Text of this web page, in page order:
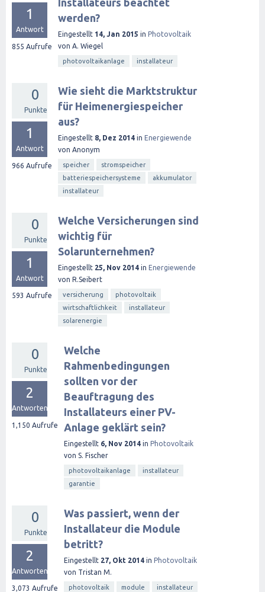
1
Antwort
855 Aufrufe
Installateurs beachtet
werden?
Eingestellt 14, Jan 2015 in Photovoltaik
von A. Wiegel
photovoltaikanlage installateur
0
Punkte
1
Antwort
966 Aufrufe
Wie sieht die Marktstruktur
für Heimenergiespeicher
aus?
Eingestellt 8, Dez 2014 in Energiewende
von Anonym
speicher
stromspeicher
batteriespeichersysteme
akkumulator
installateur
0
Punkte
1
Antwort
593 Aufrufe
Welche Versicherungen sind
wichtig für
Solarunternehmen?
Eingestellt 25, Nov 2014 in Energiewende
von R.Seibert
versicherung
photovoltaik
wirtschaftlichkeit
installateur
solarenergie
0
Punkte
2
Antworten
1,150 Aufrufe
Welche
Rahmenbedingungen
sollten vor der
Beauftragung des
Installateurs einer PV-
Anlage geklärt sein?
Eingestellt 6, Nov 2014 in Photovoltaik
von S. Fischer
photovoltaikanlage
installateur
garantie
0
Punkte
2
Antworten
3,073 Aufrufe
Was passiert, wenn der
Installateur die Module
betritt?
Eingestellt 27, Okt 2014 in Photovoltaik
von Tristan M.
photovoltaik module
installateur